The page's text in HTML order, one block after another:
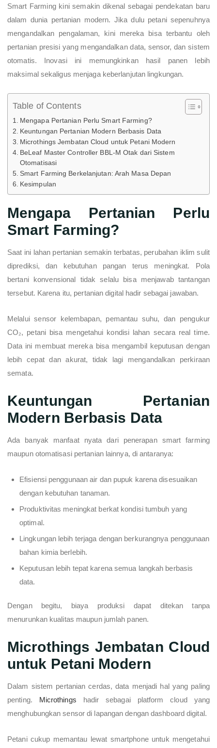
Smart Farming kini semakin dikenal sebagai pendekatan baru
dalam dunia pertanian modern. Jika dulu petani sepenuhnya
mengandalkan pengalaman, kini mereka bisa terbantu oleh
pertanian presisi yang mengandalkan data, sensor, dan sistem
otomatis. Inovasi ini memungkinkan hasil panen lebih
maksimal sekaligus menjaga keberlanjutan lingkungan.
Table of Contents
Mengapa Pertanian Perlu Smart Farming?
Keuntungan Pertanian Modern Berbasis Data
Microthings Jembatan Cloud untuk Petani Modern
BeLeaf Master Controller BBL-M Otak dari Sistem
Otomatisasi
Smart Farming Berkelanjutan: Arah Masa Depan
Kesimpulan
Mengapa Pertanian Perlu
Smart Farming?
Saat ini lahan pertanian semakin terbatas, perubahan iklim sulit
diprediksi, dan kebutuhan pangan terus meningkat. Pola
bertani konvensional tidak selalu bisa menjawab tantangan
tersebut. Karena itu, pertanian digital hadir sebagai jawaban.
Melalui sensor kelembapan, pemantau suhu, dan pengukur
CO₂, petani bisa mengetahui kondisi lahan secara real time.
Data ini membuat mereka bisa mengambil keputusan dengan
lebih cepat dan akurat, tidak lagi mengandalkan perkiraan
semata.
Keuntungan Pertanian
Modern Berbasis Data
Ada banyak manfaat nyata dari penerapan smart farming
maupun otomatisasi pertanian lainnya, di antaranya:
Efisiensi penggunaan air dan pupuk karena disesuaikan
dengan kebutuhan tanaman.
Produktivitas meningkat berkat kondisi tumbuh yang
optimal.
Lingkungan lebih terjaga dengan berkurangnya penggunaan
bahan kimia berlebih.
Keputusan lebih tepat karena semua langkah berbasis
data.
Dengan begitu, biaya produksi dapat ditekan tanpa
menurunkan kualitas maupun jumlah panen.
Microthings Jembatan Cloud
untuk Petani Modern
Dalam sistem pertanian cerdas, data menjadi hal yang paling
penting. Microthings hadir sebagai platform cloud yang
menghubungkan sensor di lapangan dengan dashboard digital.
Petani cukup memantau lewat smartphone untuk mengetahui